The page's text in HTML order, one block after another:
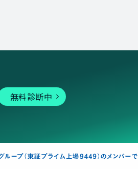
入れた！
02月12日
無料診断中